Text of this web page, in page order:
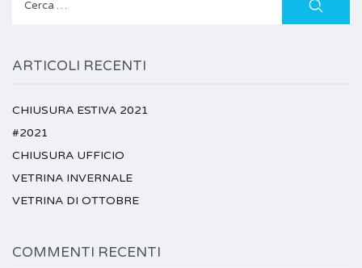
ARTICOLI RECENTI
CHIUSURA ESTIVA 2021
#2021
CHIUSURA UFFICIO
VETRINA INVERNALE
VETRINA DI OTTOBRE
COMMENTI RECENTI